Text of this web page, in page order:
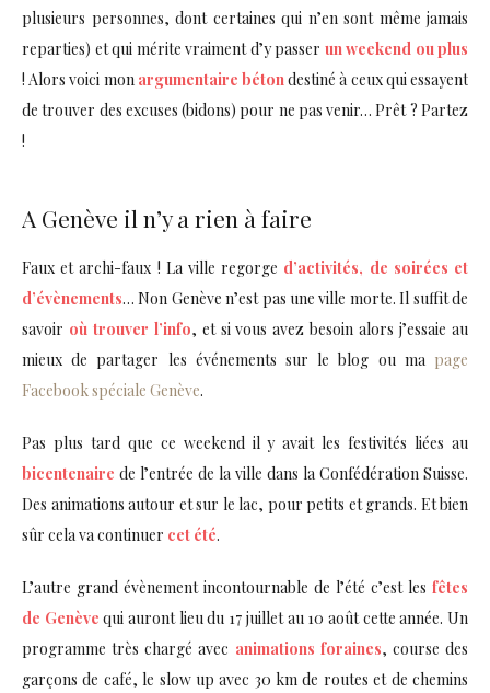
plusieurs personnes, dont certaines qui n’en sont même jamais
reparties) et qui mérite vraiment d’y passer un weekend ou plus
! Alors voici mon argumentaire bétondestiné à ceux qui essayent
de trouver des excuses (bidons) pour ne pas venir… Prêt ? Partez
!
A Genève il n’y a rien à faire
Faux et archi-faux ! La ville regorge d’activités, de soirées et
d’évènements… Non Genève n’est pas une ville morte. Il suffit de
savoir où trouver l’info, et si vous avez besoin alors j’essaie au
mieux de partager les événements sur le blog ou ma page
Facebook spéciale Genève.
Pas plus tard que ce weekend il y avait les festivités liées au
bicentenaire de l’entrée de la ville dans la Confédération Suisse.
Des animations autour et sur le lac, pour petits et grands. Et bien
sûr cela va continuer cet été.
L’autre grand évènement incontournable de l’été c’est les fêtes
de Genève qui auront lieu du 17 juillet au 10 août cette année. Un
programme très chargé avec animations foraines, course des
garçons de café, le slow up avec 30 km de routes et de chemins